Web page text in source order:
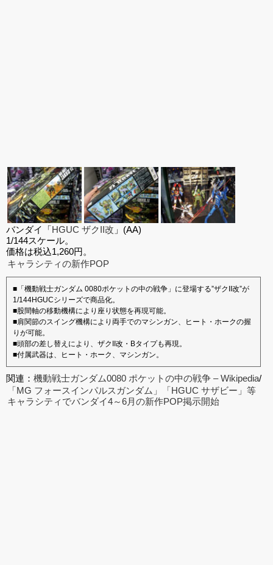
バンダイ「HGUC ザクII改 」(AA)
1/144スケール。
価格は税込1,260円。
キャラシティの新作POP
■「機動戦士ガンダム 0080ポケットの中の戦争」に登場する”ザクII改”が
1/144HGUCシリーズで商品化。
■股間軸の移動機構により座り状態を再現可能。
■肩関節のスイング機構により両手でのマシンガン、ヒート・ホークの握
りが可能。
■頭部の差し替えにより、ザクII改・Bタイプも再現。
■付属武器は、ヒート・ホーク、マシンガン。
関連： 機動戦士ガンダム0080 ポケットの中の戦争 – Wikipedia/
「MG フォースインパルスガンダム」「HGUC サザビー」等
キャラシティでバンダイ4～6月の新作POP掲示開始